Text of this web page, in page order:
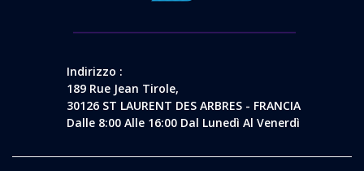
Indirizzo :
189 Rue Jean Tirole,
30126 ST LAURENT DES ARBRES - FRANCIA
Dalle 8:00 Alle 16:00 Dal Lunedì Al Venerdì